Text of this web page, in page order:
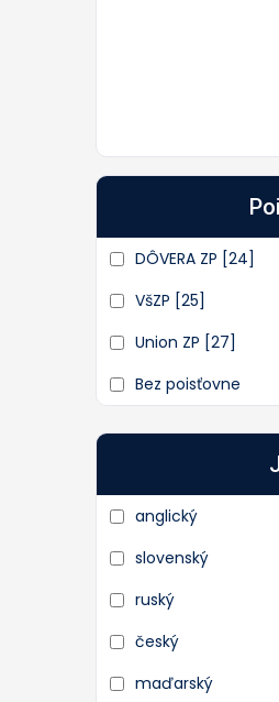
DÔVERA ZP [24]
VšZP [25]
Union ZP [27]
Bez poisťovne
anglický
slovenský
ruský
český
maďarský